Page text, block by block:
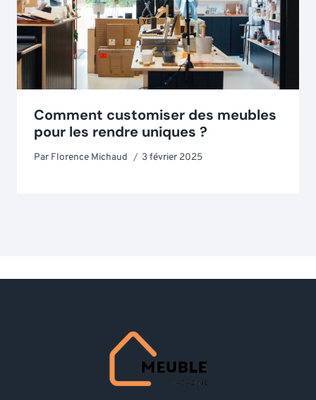
Comment customiser des meubles
pour les rendre uniques ?
Par Florence Michaud 3 février 2025